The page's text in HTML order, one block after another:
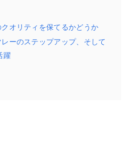
オリティを保てるかどうか
ーのステップアップ、そして
躍